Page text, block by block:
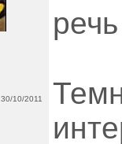
30/10/2011